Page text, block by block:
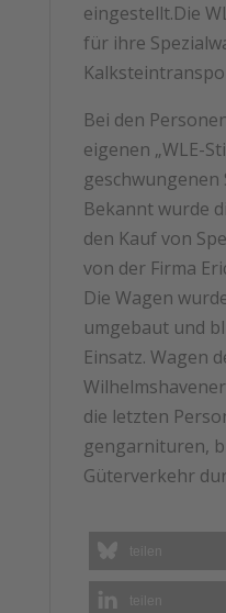
eingestellt.Die
für ihre
Bei den
eigenen „WLE-
Bekannt wurde
den Kauf von
von der Firma
Die Wagen
umgebaut und
Einsatz. Wagen
die letzten
gengarnituren,
Güterverkehr